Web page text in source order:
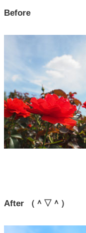
Before
After （＾▽＾）